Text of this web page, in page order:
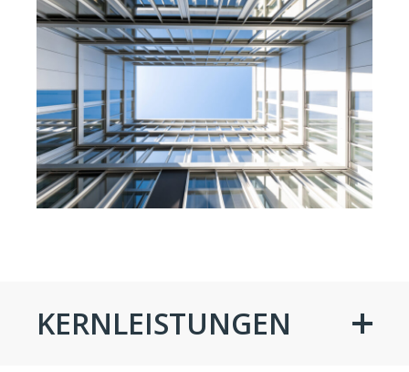
KERNLEISTUNGEN